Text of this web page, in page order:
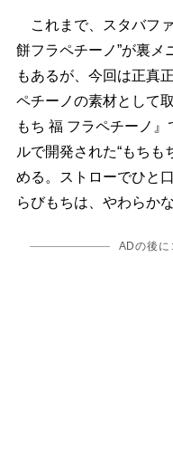
これまで、スタバフ
餅フラペチーノ”が裏メ
もあるが、今回は正真
ペチーノの素材として
もち 福 フラペチーノ
ルで開発された“もちも
める。ストローでひと
らびもちは、やわらか
ADの後に